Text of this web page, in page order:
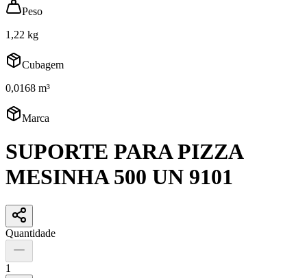
Peso
1,22 kg
Cubagem
0,0168 m³
Marca
SUPORTE PARA PIZZA
MESINHA 500 UN 9101
Quantidade
1